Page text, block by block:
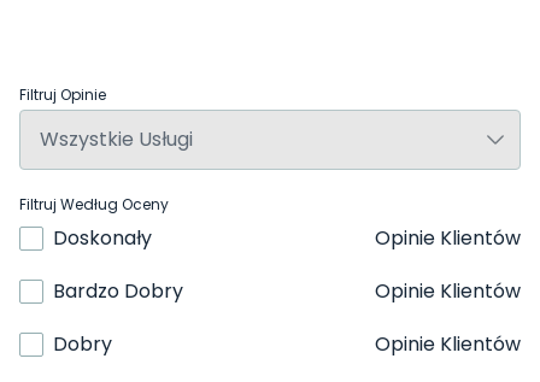
Filtruj Opinie
Filtruj Według Oceny
Doskonały
Opinie Klientów
Bardzo Dobry
Opinie Klientów
Dobry
Opinie Klientów